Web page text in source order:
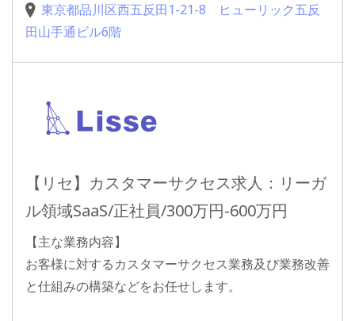
東京都品川区西五反田1-21-8 ヒューリック五反
田山手通ビル6階
【リセ】カスタマーサクセス求人：リーガ
ル領域SaaS/正社員/300万円-600万円
【主な業務内容】
お客様に対するカスタマーサクセス業務及び業務改善
と仕組みの構築などをお任せします。